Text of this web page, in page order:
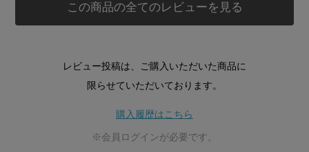
この商品の全てのレビューを見る
レビュー投稿は、ご購入いただいた商品に
限らせていただいております。
購入履歴はこちら
※会員ログインが必要です。